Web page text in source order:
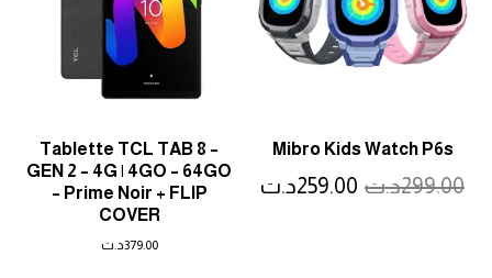
Mibro Kids Watch P6s
299.00د.ت 259.00د.ت
Tablette TCL TAB 8 –
GEN 2 – 4G | 4GO – 64GO
– Prime Noir + FLIP
COVER
379.00د.ت